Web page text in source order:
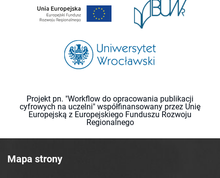
Projekt pn. "Workflow do opracowania publikacji
cyfrowych na uczelni" współfinansowany przez Unię
Europejską z Europejskiego Funduszu Rozwoju
Regionalnego
Mapa strony